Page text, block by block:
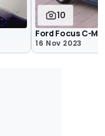
10
Ford Focus C-
16 Nov 2023